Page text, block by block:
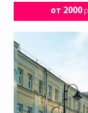
от 2000